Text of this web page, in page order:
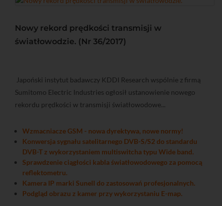
Nowy rekord prędkości transmisji w
światłowodzie. (Nr 36/2017)
Japoński instytut badawczy KDDI Research wspólnie z firmą
Sumitomo Electric Industries ogłosił ustanowienie nowego
rekordu prędkości w transmisji światłowodowe...
Wzmacniacze GSM - nowa dyrektywa, nowe normy!
Konwersja sygnału satelitarnego DVB-S/S2 do standardu
DVB-T z wykorzystaniem multiswitcha typu Wide band.
Sprawdzenie ciągłości kabla światłowodowego za pomocą
reflektometru.
Kamera IP marki Sunell do zastosowań profesjonalnych.
Podgląd obrazu z kamer przy wykorzystaniu E-map.